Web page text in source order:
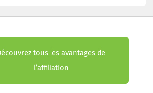
tous les avantages de
l’affiliation